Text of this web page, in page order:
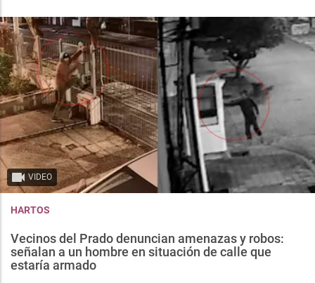
VIDEO
HARTOS
Vecinos del Prado denuncian amenazas y robos:
señalan a un hombre en situación de calle que
estaría armado